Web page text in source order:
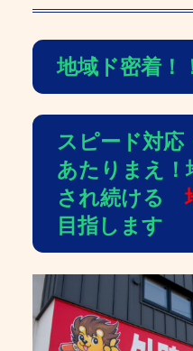
地域ド密着！
スピード対応
あたりまえ！
され続ける
目指します